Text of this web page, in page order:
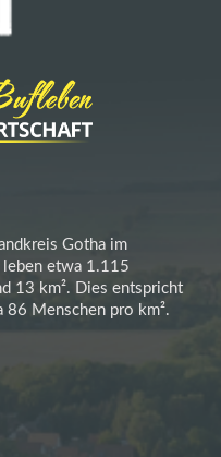
Gotha im
leben etwa 1.115
13 km². Dies entspricht
Menschen pro km².